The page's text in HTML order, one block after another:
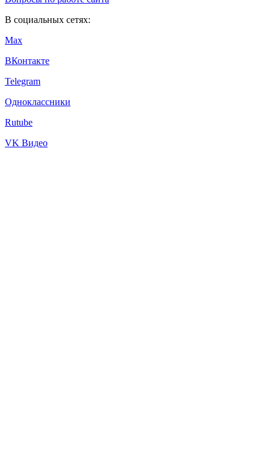
В социальных сетях:
Max
ВКонтакте
Telegram
Одноклассники
Rutube
VK Видео